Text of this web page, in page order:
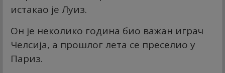
истакао је Луиз.
Он је неколико година био важан играч
Челсија, а прошлог лета се преселио у
Париз.